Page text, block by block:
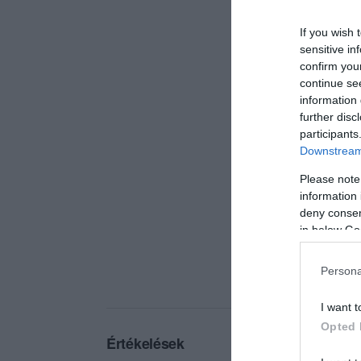
If you wish
sensitive
confirm
continue
information
further
Please
information
deny
in below
I want
Opted
Értékelések